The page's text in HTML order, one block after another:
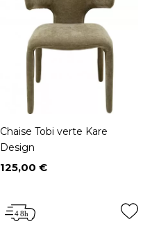
Chaise Tobi verte Kare
Design
Prix
125,00 €